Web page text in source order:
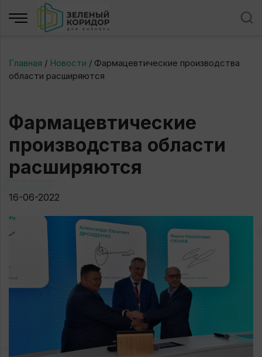
Главная / Новости / Фармацевтические производства
области расширяются
Фармацевтические
производства области
расширяются
16-06-2022